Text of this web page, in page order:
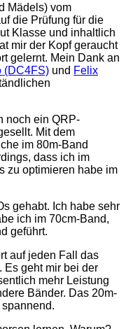
Mädels) vom
die Prüfung für die
Klasse und inhaltlich
mir der Kopf geraucht
gelernt. Mein Dank an
(DC4FS) und Felix
noch ein QRP-
Mit dem
im 80m-Band
dass ich im
zu optimieren habe im
gehabt. Ich habe sehr
ich im 70cm-Band,
geführt.
auf jeden Fall das
Es geht mir bei der
mehr Leistung
Bänder. Das 20m-